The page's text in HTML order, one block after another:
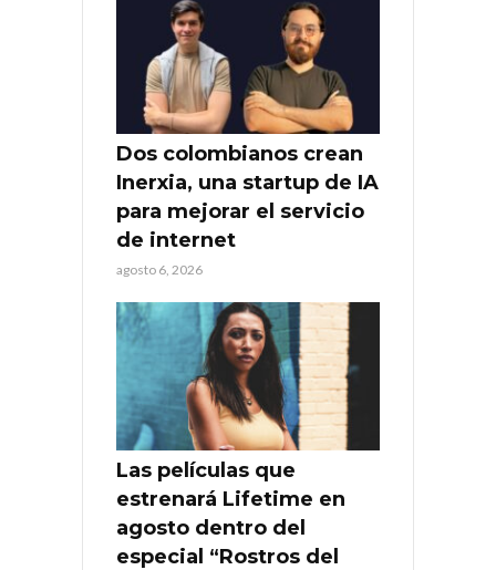
Dos colombianos crean
Inerxia, una startup de IA
para mejorar el servicio
de internet
agosto 6, 2026
Las películas que
estrenará Lifetime en
agosto dentro del
especial “Rostros del